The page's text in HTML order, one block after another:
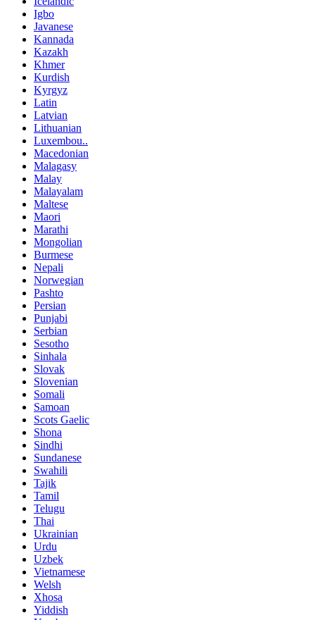
Igbo
Javanese
Kannada
Kazakh
Khmer
Kurdish
Kyrgyz
Latin
Latvian
Lithuanian
Luxembou..
Macedonian
Malagasy
Malay
Malayalam
Maltese
Maori
Marathi
Mongolian
Burmese
Nepali
Norwegian
Pashto
Persian
Punjabi
Serbian
Sesotho
Sinhala
Slovak
Slovenian
Somali
Samoan
Scots Gaelic
Shona
Sindhi
Sundanese
Swahili
Tajik
Tamil
Telugu
Thai
Ukrainian
Urdu
Uzbek
Vietnamese
Welsh
Xhosa
Yiddish